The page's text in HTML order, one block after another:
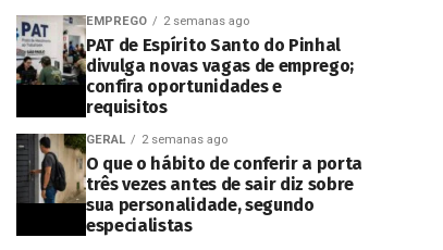
EMPREGO 2 semanas ago
PAT de Espírito Santo do Pinhal
divulga novas vagas de emprego;
confira oportunidades e
requisitos
GERAL 2 semanas ago
O que o hábito de conferir a porta
três vezes antes de sair diz sobre
sua personalidade, segundo
especialistas